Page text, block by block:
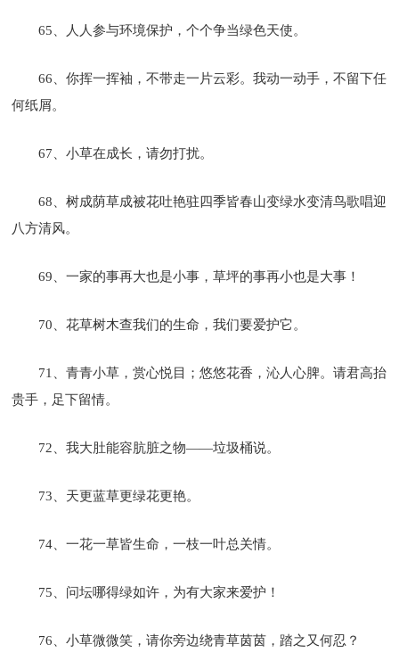
65、人人参与环境保护，个个争当绿色天使。
66、你挥一挥袖，不带走一片云彩。我动一动手，不留下任
何纸屑。
67、小草在成长，请勿打扰。
68、树成荫草成被花吐艳驻四季皆春山变绿水变清鸟歌唱迎
八方清风。
69、一家的事再大也是小事，草坪的事再小也是大事！
70、花草树木查我们的生命，我们要爱护它。
71、青青小草，赏心悦目；悠悠花香，沁人心脾。请君高抬
贵手，足下留情。
72、我大肚能容肮脏之物——垃圾桶说。
73、天更蓝草更绿花更艳。
74、一花一草皆生命，一枝一叶总关情。
75、问坛哪得绿如许，为有大家来爱护！
76、小草微微笑，请你旁边绕青草茵茵，踏之又何忍？